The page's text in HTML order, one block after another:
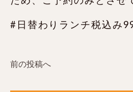
#日替わりランチ税込み
前の投稿へ